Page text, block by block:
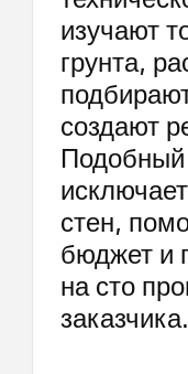
изучают
грунта,
создают
Подобный
стен,
бюджет и
на сто
заказчика.